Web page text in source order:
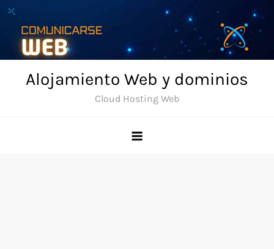
Skip
content
Alojamiento Web y dominios
Cloud Hosting Web